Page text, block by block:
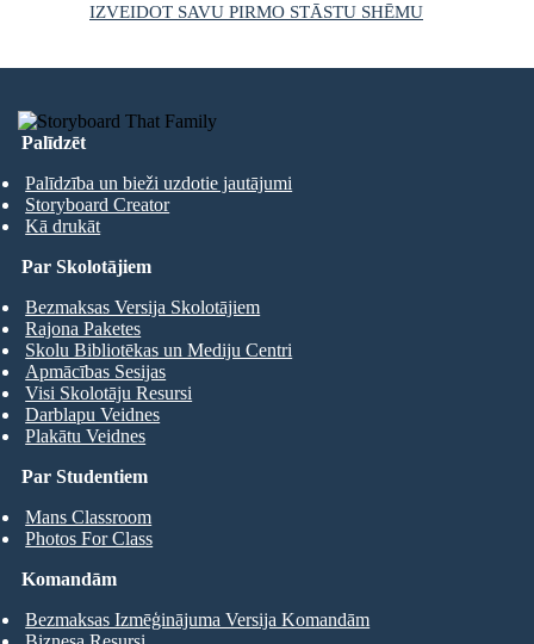
IZVEIDOT SAVU PIRMO STĀSTU SHĒMU
Palīdzēt
Palīdzība un bieži uzdotie jautājumi
Storyboard Creator
Kā drukāt
Par Studentiem
Mans Classroom
Photos For Class
Par Skolotājiem
Bezmaksas Versija Skolotājiem
Rajona Paketes
Skolu Bibliotēkas un Mediju Centri
Apmācības Sesijas
Visi Skolotāju Resursi
Darblapu Veidnes
Plakātu Veidnes
Komandām
Bezmaksas Izmēģinājuma Versija Komandām